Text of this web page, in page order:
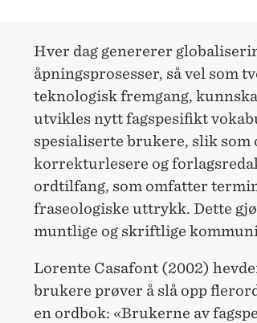
Hver dag genererer
åpningsprosesser, så vel som
teknologisk fremgang,
utvikles nytt fagspesifikt
spesialiserte brukere, slik som
korrekturlesere og
ordtilfang, som omfatter
fraseologiske uttrykk. Dette
muntlige og skriftlige
Lorente Casafont (2002)
brukere prøver å slå opp
en ordbok: «Brukerne av